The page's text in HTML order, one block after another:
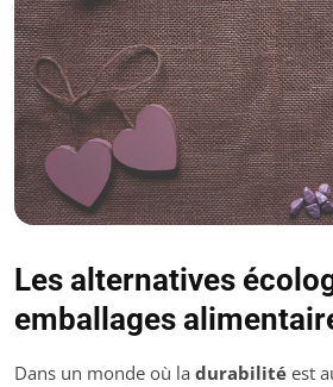
Les alternatives
emballages
Dans un monde où la durabilité est